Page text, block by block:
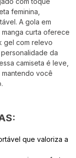
feminina,
A gola em
curta oferece
gel com relevo
da
camiseta é leve,
você
que valoriza a